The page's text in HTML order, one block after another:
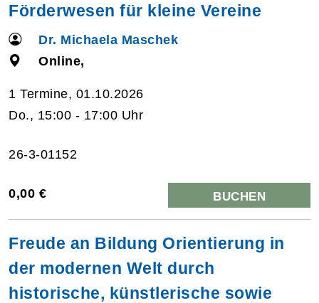
Förderwesen für kleine Vereine
Dr. Michaela Maschek
Online,
1 Termine, 01.10.2026
Do., 15:00 - 17:00 Uhr
26-3-01152
0,00 € BUCHEN
Freude an Bildung Orientierung in
der modernen Welt durch
historische, künstlerische sowie